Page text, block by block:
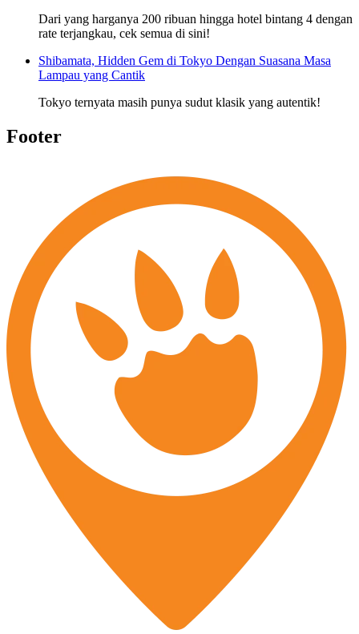
Dari yang harganya 200 ribuan hingga hotel bintang 4 dengan
rate terjangkau, cek semua di sini!
Shibamata, Hidden Gem di Tokyo Dengan Suasana Masa
Lampau yang Cantik
Tokyo ternyata masih punya sudut klasik yang autentik!
Footer